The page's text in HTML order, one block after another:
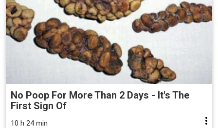
No Poop For More Than 2 Days - It's The
First Sign Of
10 h 24 min